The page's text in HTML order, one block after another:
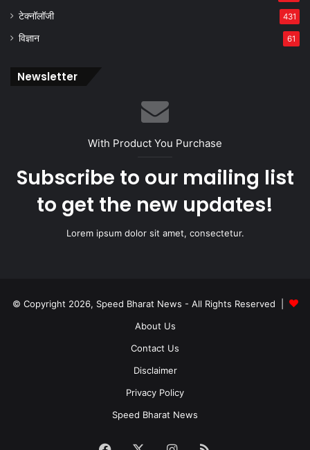
टेक्नॉलॉजी 431
विज्ञान 61
Newsletter
With Product You Purchase
Subscribe to our mailing list
to get the new updates!
Lorem ipsum dolor sit amet, consectetur.
© Copyright 2026, Speed Bharat News - All Rights Reserved |
About Us
Contact Us
Disclaimer
Privacy Policy
Speed Bharat News